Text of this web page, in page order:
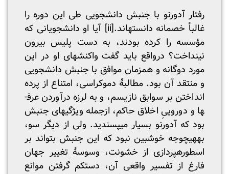
رفتار آدورنو با جنبش دانشجویی طی این دوره را
غالباً خصمانه دانسته­اند.[ii]
آیا او دانشجویانی که
مؤسسه را کرده بودند، به دست پلیس بیرون
نینداخت؟ درواقع باید گفت واکنش­های او در این
مورد دوگانه و همزمان موافق با جنبش دانشجویی
و منتقد آن بود. مطالبۀ دموکراسی، امتناع از پرده
انداختن بر سوابق نازیسم، و به لرزه درآوردن عرف­
ها و دوروییِ اخلاق حاکم، ازجمله ویژگی­های جنبش
بود که آدورنو بسیار می­پسندید. ولی از دیگر سو،
به­هیچ­­وجه خوشبین نبود که این جنبش بتواند بر
اسطوره­پردازی از خشونت، وسوسۀ تغییر جهان
فارغ از تفسیر واقعی آن، دستکم گرفتن موانع